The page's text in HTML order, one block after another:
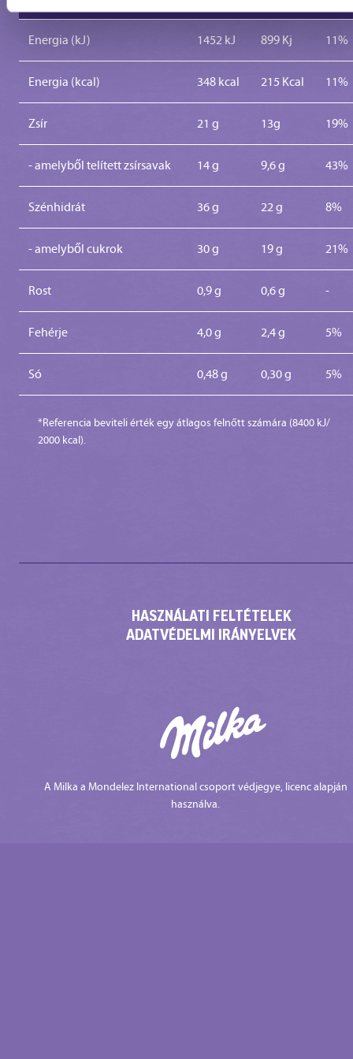
Energia (kJ) 1452 kJ 899 Kj 11%
Energia (kcal) 348 kcal 215 Kcal 11%
Zsír 21 g 13g 19%
- amelyből telített zsírsavak 14 g 9,6 g 43%
Szénhidrát 36 g 22 g 8%
- amelyből cukrok 30 g 19 g 21%
Rost 0,9 g 0,6 g -
Fehérje 4,0 g 2,4 g 5%
Só 0,48 g 0,30 g 5%
*Referencia beviteli érték egy átlagos felnőtt számára (8400 kJ/
2000 kcal).
HASZNÁLATI FELTÉTELEK
ADATVÉDELMI IRÁNYELVEK
A Milka a Mondelez International csoport védjegye, licenc alapján
használva.